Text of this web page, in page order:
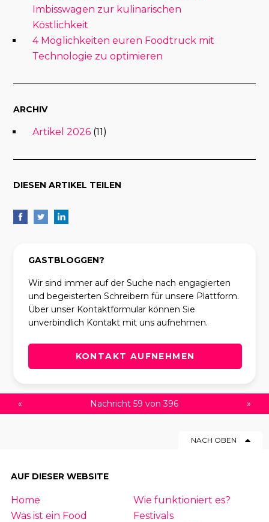
Imbisswagen zur kulinarischen
Köstlichkeit
4 Möglichkeiten euren Foodtruck mit
Technologie zu optimieren
ARCHIV
Artikel 2026 (11)
DIESEN ARTIKEL TEILEN
GASTBLOGGEN?
Wir sind immer auf der Suche nach engagierten
und begeisterten Schreibern für unsere Plattform.
Über unser Kontaktformular können Sie
unverbindlich Kontakt mit uns aufnehmen.
KONTAKT AUFNEHMEN
« Nachricht 59 von 396 »
NACH OBEN
AUF DIESER WEBSITE
Home
Wie funktioniert es?
Was ist ein Food
Festivals